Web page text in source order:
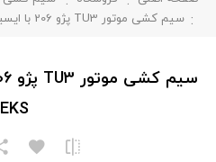
سیم کشی موتور TU3 پژو 206 با ایسیو غرب استيل، EKS
EKS